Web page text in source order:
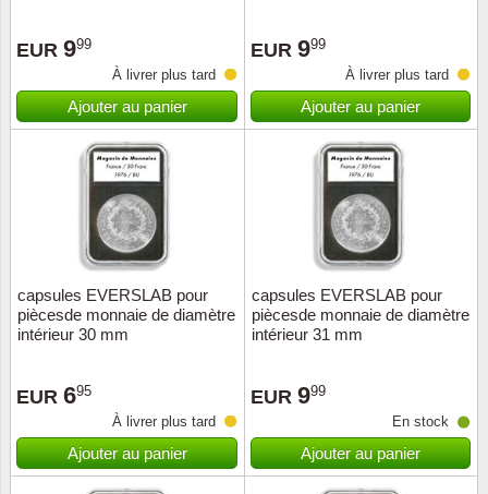
EUR 999
À livrer plus tard
Ajouter au panier
EUR 999
À livrer plus tard
Ajouter au panier
capsules EVERSLAB pour
piècesde monnaie de diamètre
intérieur 30 mm
EUR 695
À livrer plus tard
Ajouter au panier
capsules EVERSLAB pour
piècesde monnaie de diamètre
intérieur 31 mm
EUR 999
En stock
Ajouter au panier
Love
Chypre